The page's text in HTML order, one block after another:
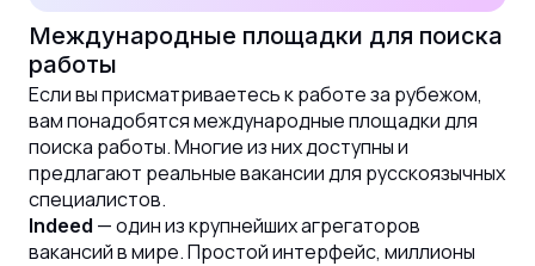
Международные площадки для поиска
работы
Если вы присматриваетесь к работе за рубежом,
вам понадобятся международные площадки для
поиска работы. Многие из них доступны и
предлагают реальные вакансии для русскоязычных
специалистов.
Indeed — один из крупнейших агрегаторов
вакансий в мире. Простой интерфейс, миллионы